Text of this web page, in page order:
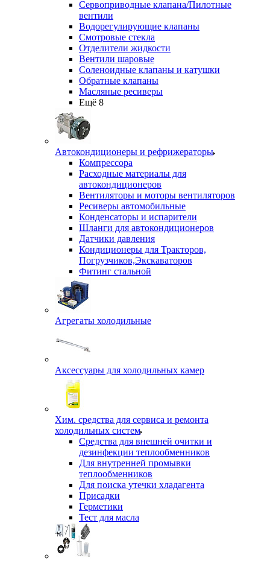
Сервоприводные клапана/Пилотные
вентили
Водорегулирующие клапаны
Смотровые стекла
Отделители жидкости
Вентили шаровые
Соленоидные клапаны и катушки
Обратные клапаны
Масляные ресиверы
Ещё 8
Автокондиционеры и рефрижераторы
Компрессора
Расходные материалы для
автокондиционеров
Вентиляторы и моторы вентиляторов
Ресиверы автомобильные
Конденсаторы и испарители
Шланги для автокондиционеров
Датчики давления
Кондиционеры для Тракторов,
Погрузчиков,Экскаваторов
Фитинг стальной
Агрегаты холодильные
Аксессуары для холодильных камер
Хим. средства для сервиса и ремонта
холодильных систем
Средства для внешней очитки и
дезинфекции теплообменников
Для внутренней промывки
теплообменников
Для поиска утечки хладагента
Присадки
Герметики
Тест для масла